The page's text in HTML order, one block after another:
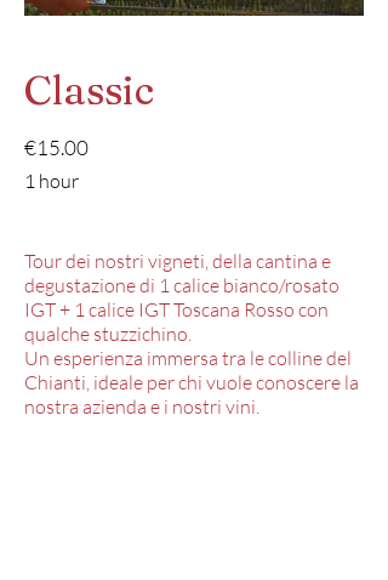
Classic
€15.00
1 hour
Tour dei nostri vigneti, della cantina e
degustazione di 1 calice bianco/rosato
IGT + 1 calice IGT Toscana Rosso con
qualche stuzzichino.
Un esperienza immersa tra le colline del
Chianti, ideale per chi vuole conoscere la
nostra azienda e i nostri vini.